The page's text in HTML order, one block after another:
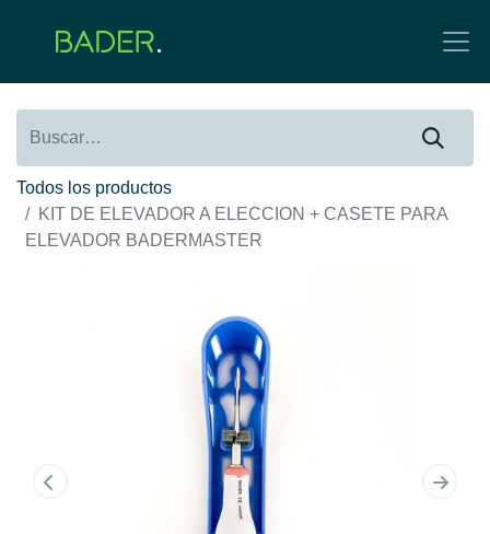
Todos los productos
KIT DE ELEVADOR A ELECCION + CASETE PARA
ELEVADOR BADERMASTER